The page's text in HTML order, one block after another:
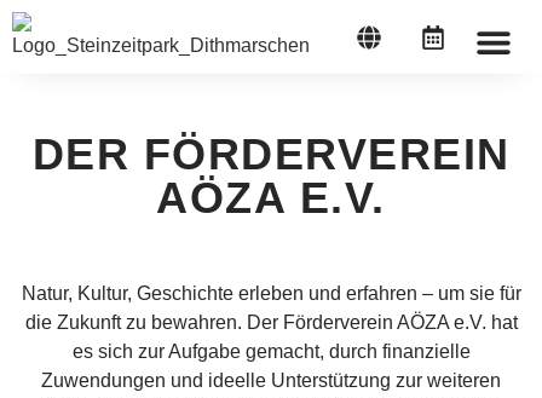
DER FÖRDERVEREIN
AÖZA E.V.
Natur, Kultur, Geschichte erleben und erfahren – um sie für
die Zukunft zu bewahren. Der Förderverein AÖZA e.V. hat
es sich zur Aufgabe gemacht, durch finanzielle
Zuwendungen und ideelle Unterstützung zur weiteren